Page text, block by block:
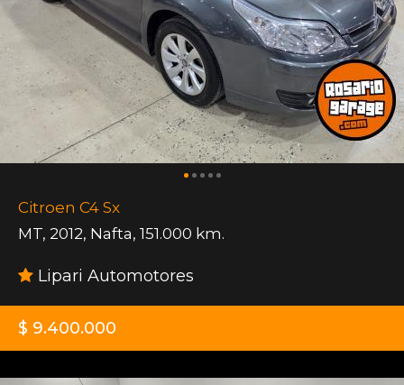
Citroen C4 Sx
MT, 2012, Nafta, 151.000 km.
Lipari Automotores
$ 9.400.000